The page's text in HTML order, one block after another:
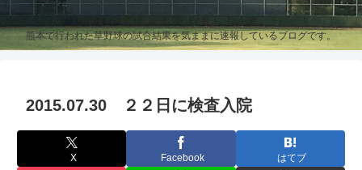
熊本で行われた草野球の試合結果を気ままに速報しているブログです。
2015.07.30 ２２日に検査入院
X Facebook はてブ